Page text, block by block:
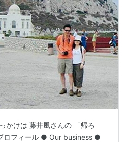
かけは 藤井風さんの 「帰ろ
ロフィール ● Our business ●